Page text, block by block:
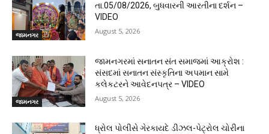
જામનગર
તા.05/08/2026, બુધવારની આરતીના દર્શન –
VIDEO
August 5, 2026
જામનગર
જામનગરમાં સનાતન સંત સમાજમાં આક્રોશ :
સંસદમાં સનાતન સંસ્કૃતિના અપમાન સામે
કલેકટરને આવેદનપત્ર – VIDEO
August 5, 2026
ધ્રોલ પોલીસે ગેરકાયદે ડીઝલ-પેટ્રોલ ચોરીના